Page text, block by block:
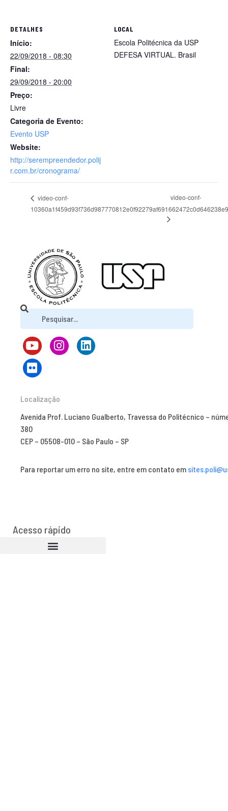
DETALHES
Início:
22/09/2018 - 08:30
Final:
29/09/2018 - 20:00
Preço:
Livre
Categoria de Evento:
Evento USP
Website:
http://serempreendedor.polij
r.com.br/cronograma/
LOCAL
Escola Politécnica da USP
DEFESA VIRTUAL. Brasil
video-conf-
10360a1f459d93f736d987770812e0f92279af69
video-conf-
Localização
Avenida Prof. Luciano Gualberto, Travessa do Politécnico –
380
CEP – 05508-010 – São Paulo – SP
Para reportar um erro no site, entre em contato em
Acesso rápido